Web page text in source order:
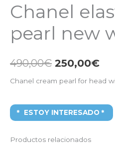
Chanel
pearl new
490,00€ 250,00€
Chanel cream pearl for head
ESTOY INTERESADO
Productos relacionados